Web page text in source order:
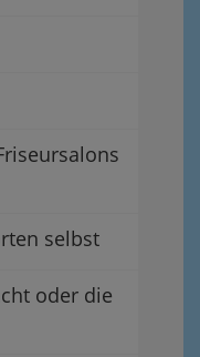
selbst
oder die